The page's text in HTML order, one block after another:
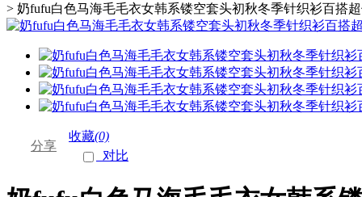
> 奶fufu白色马海毛毛衣女韩系镂空套头初秋冬季针织衫百搭
分享
收藏(0)
对比